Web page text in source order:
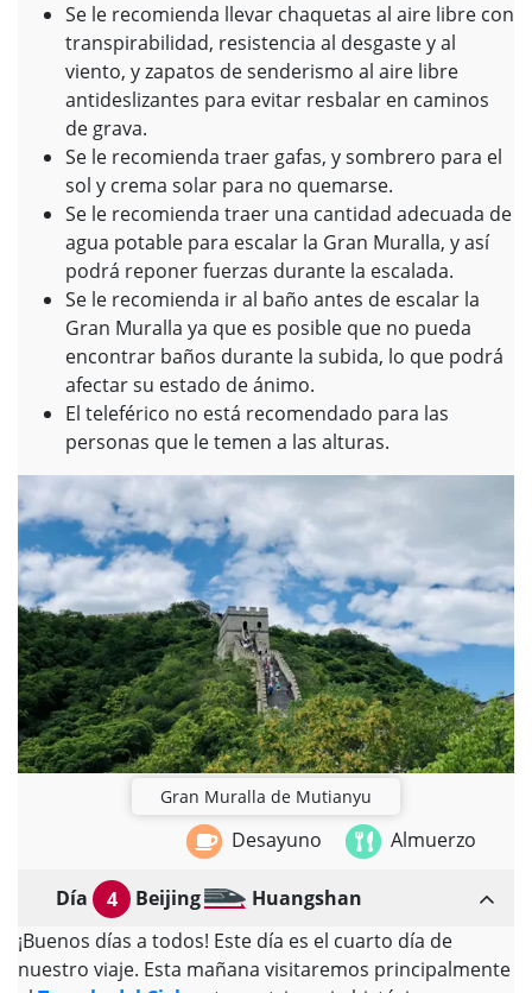
Se le recomienda llevar chaquetas al aire libre con
transpirabilidad, resistencia al desgaste y al
viento, y zapatos de senderismo al aire libre
antideslizantes para evitar resbalar en caminos
de grava.
Se le recomienda traer gafas, y sombrero para el
sol y crema solar para no quemarse.
Se le recomienda traer una cantidad adecuada de
agua potable para escalar la Gran Muralla, y así
podrá reponer fuerzas durante la escalada.
Se le recomienda ir al baño antes de escalar la
Gran Muralla ya que es posible que no pueda
encontrar baños durante la subida, lo que podrá
afectar su estado de ánimo.
El teleférico no está recomendado para las
personas que le temen a las alturas.
Gran Muralla de Mutianyu
Desayuno Almuerzo
Día 4 Beijing
Huangshan
¡Buenos días a todos! Este día es el cuarto día de
nuestro viaje. Esta mañana visitaremos principalmente